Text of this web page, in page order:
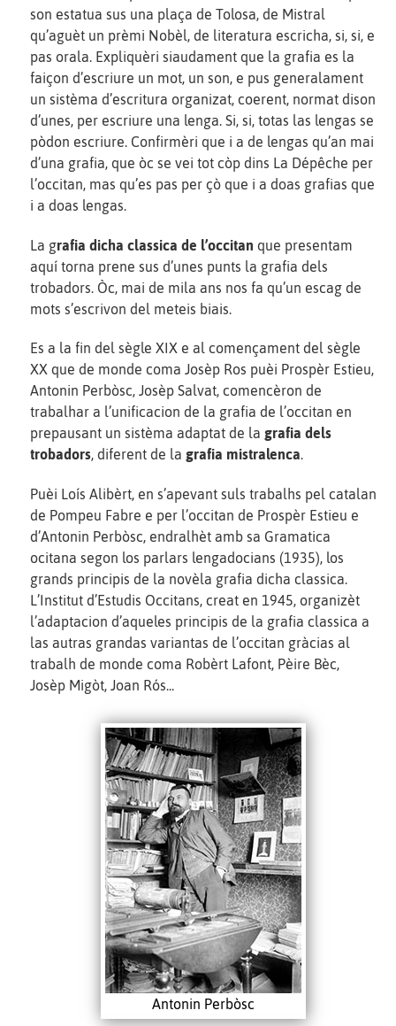
son estatua sus una plaça de Tolosa, de Mistral
qu’aguèt un prèmi Nobèl, de literatura escricha, si, si, e
pas orala. Expliquèri siaudament que la grafia es la
faiçon d’escriure un mot, un son, e pus generalament
un sistèma d’escritura organizat, coerent, normat dison
d’unes, per escriure una lenga. Si, si, totas las lengas se
pòdon escriure. Confirmèri que i a de lengas qu’an mai
d’una grafia, que òc se vei tot còp dins La Dépêche per
l’occitan, mas qu’es pas per çò que i a doas grafias que
i a doas lengas.
La grafia dicha classica de l’occitan que presentam
aquí torna prene sus d’unes punts la grafia dels
trobadors. Òc, mai de mila ans nos fa qu’un escag de
mots s’escrivon del meteis biais.
Es a la fin del sègle XIX e al començament del sègle
XX que de monde coma Josèp Ros puèi Prospèr Estieu,
Antonin Perbòsc, Josèp Salvat, comencèron de
trabalhar a l’unificacion de la grafia de l’occitan en
prepausant un sistèma adaptat de la grafia dels
trobadors, diferent de la grafia mistralenca.
Puèi Loís Alibèrt, en s’apevant suls trabalhs pel catalan
de Pompeu Fabre e per l’occitan de Prospèr Estieu e
d’Antonin Perbòsc, endralhèt amb sa Gramatica
ocitana segon los parlars lengadocians (1935), los
grands principis de la novèla grafia dicha classica.
L’Institut d’Estudis Occitans, creat en 1945, organizèt
l’adaptacion d’aqueles principis de la grafia classica a
las autras grandas variantas de l’occitan gràcias al
trabalh de monde coma Robèrt Lafont, Pèire Bèc,
Josèp Migòt, Joan Rós...
Antonin Perbòsc